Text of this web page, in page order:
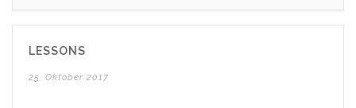
LESSONS
25. Oktober 2017